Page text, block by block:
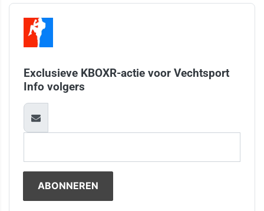
Exclusieve KBOXR-actie voor Vechtsport
Info volgers